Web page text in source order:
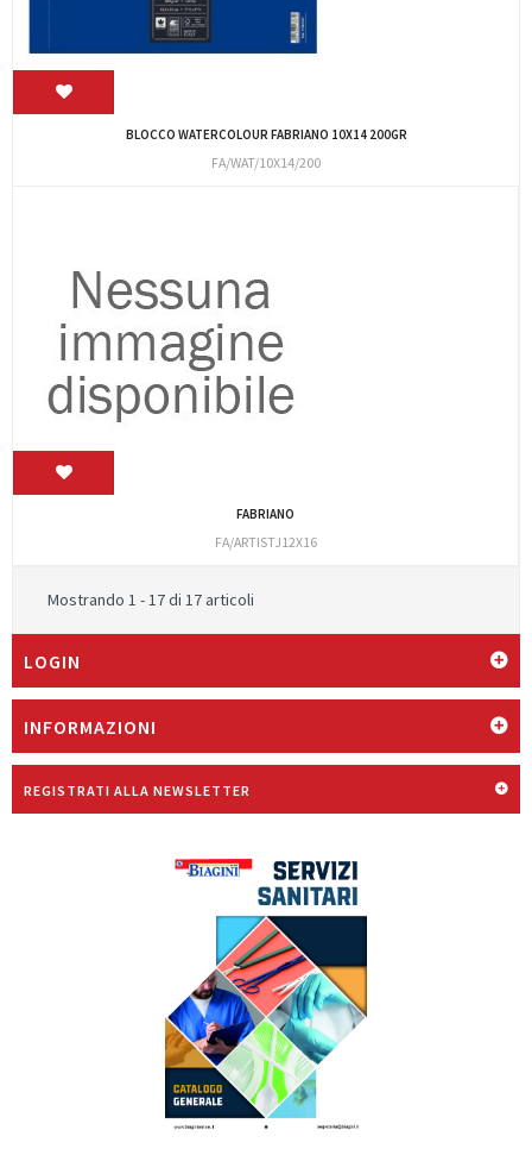
BLOCCO WATERCOLOUR FABRIANO 10X14 200GR
FA/WAT/10X14/200
FABRIANO
FA/ARTISTJ12X16
Mostrando 1 - 17 di 17 articoli
LOGIN
INFORMAZIONI
REGISTRATI ALLA NEWSLETTER